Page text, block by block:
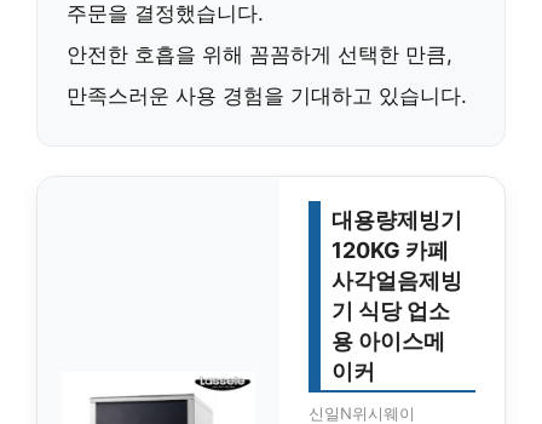
주문을 결정했습니다.
안전한 호흡을 위해 꼼꼼하게 선택한 만큼,
만족스러운 사용 경험을 기대하고 있습니다.
대용량제빙기
120KG 카페
사각얼음제빙
기 식당 업소
용 아이스메
이커
신일N위시웨이